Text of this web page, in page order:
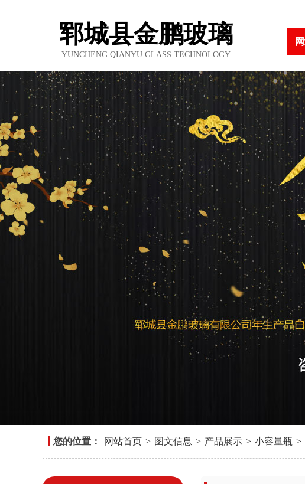
郓城县金鹏玻璃
YUNCHENG QIANYU GLASS TECHNOLOGY
您的位置： 网站首页 > 图文信息 > 产品展示 > 小容量瓶 >